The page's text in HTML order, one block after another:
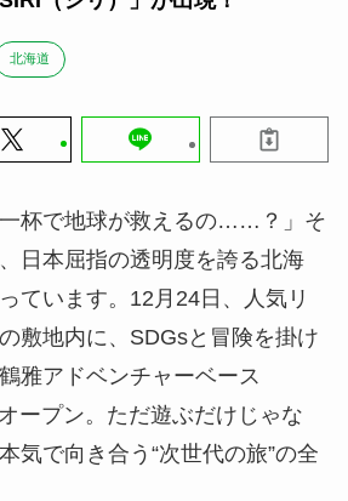
北海道
一杯で地球が救えるの……？」そ
日本屈指の透明度を誇る北海
ています。12月24日、人気リ
敷地内に、SDGsと冒険を掛け
雅アドベンチャーベース
ープン。ただ遊ぶだけじゃな
気で向き合う“次世代の旅”の全